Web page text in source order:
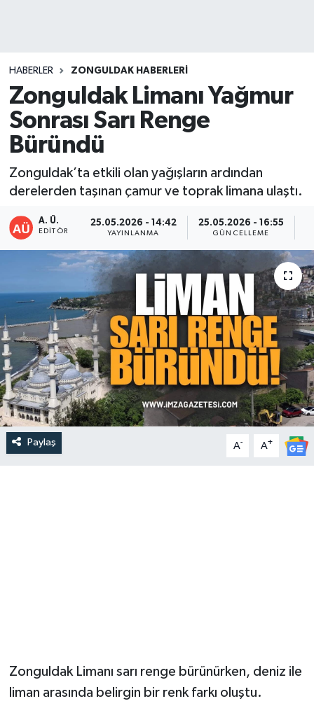
HABERLER ZONGULDAK HABERLERI
Zonguldak Limanı Yağmur
Sonrası Sarı Renge
Büründü
Zonguldak’ta etkili olan yağışların ardından
derelerden taşınan çamur ve toprak limana ulaştı.
A. Ü.
EDITÖR
25.05.2026 - 14:42
YAYINLANMA
25.05.2026 - 16:55
GÜNCELLEME
Paylaş A- A+
Zonguldak Limanı sarı renge bürünürken, deniz ile
liman arasında belirgin bir renk farkı oluştu.
EREĞLİ
GÖKÇEBEY
KARABÜK